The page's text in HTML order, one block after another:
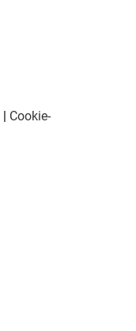
| Cookie-